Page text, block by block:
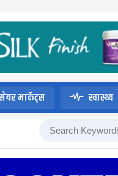
मार्केट्स स्वास्थ्य